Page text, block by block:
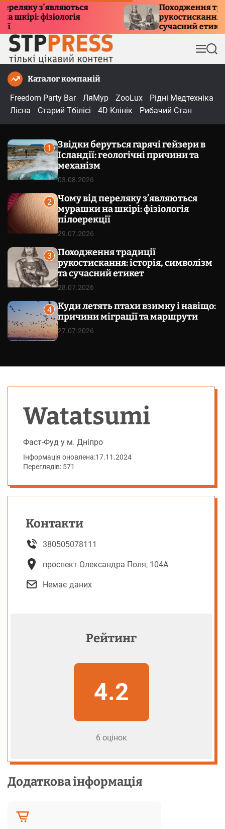
з’являються
фізіологія
Походження традиції
рукостискання:
сучасний етикет
М
е
П
о
Каталог компаній
Freedom Party Bar
ЛяМур ZooLux
Рідні Медтехніка
Лісна
Старий Тбілісі 4D Клінік Рибачий Стан
1
Звідки беруться гарячі гейзери в
Ісландії: геологічні причини та
механізм
03.08.2026
2
Чому від переляку з’являються
мурашки на шкірі: фізіологія
пілоерекції
29.07.2026
3
Походження традиції
рукостискання: історія, символізм
та сучасний етикет
28.07.2026
4
Куди летять птахи взимку і навіщо:
причини міграції та маршрути
27.07.2026
Watatsumi
Фаст-Фуд у м. Дніпро
Інформація оновлена:17.11.2024
Переглядів: 571
Контакти
380505078111
проспект Олександра Поля, 104А
Немає даних
Рейтинг
4.2
6 оцінок
Додаткова інформація